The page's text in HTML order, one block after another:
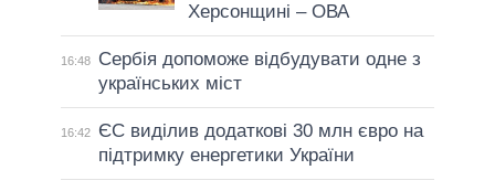
Херсонщині – ОВА
16:48
Сербія допоможе відбудувати одне з
українських міст
16:42
ЄС виділив додаткові 30 млн євро на
підтримку енергетики України